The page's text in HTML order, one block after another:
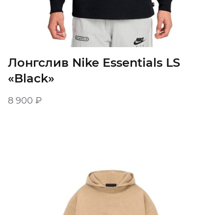
Лонгслив Nike Essentials LS
«Black»
8 900 ₽